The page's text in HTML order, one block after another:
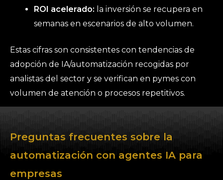
ROI acelerado: la inversión se recupera en
semanas en escenarios de alto volumen.
Estas cifras son consistentes con tendencias de
adopción de IA/automatización recogidas por
analistas del sector y se verifican en pymes con
volumen de atención o procesos repetitivos.
Preguntas frecuentes sobre la
automatización con agentes IA para
empresas